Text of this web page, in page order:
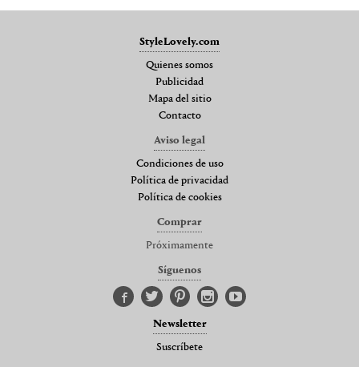
StyleLovely.com
Quienes somos
Publicidad
Mapa del sitio
Contacto
Aviso legal
Condiciones de uso
Política de privacidad
Política de cookies
Comprar
Próximamente
Síguenos
Newsletter
Suscríbete